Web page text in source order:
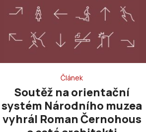
Článek
Soutěž na orientační
systém Národního muzea
vyhrál Roman Černohous